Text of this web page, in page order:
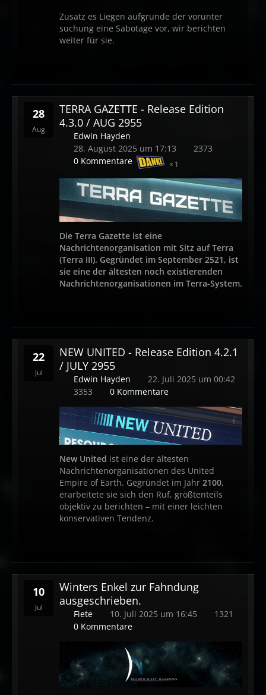
Zusatz es Liegen aufgrunde der vorunter
suchung eine Sabotage vor, wir berichten
weiter für sie.
28
Aug
TERRA GAZETTE - Release Edition
4.3.0 / AUG 2955
Edwin Hayden
28. August 2025 um 17:13
2373
0 Kommentare
1
Die Terra Gazette ist eine
Nachrichtenorganisation mit Sitz auf Terra
(Terra III). Gegründet im September 2521, ist
sie eine der ältesten noch existierenden
Nachrichtenorganisationen im Terra-System.
22
Jul
NEW UNITED - Release Edition 4.2.1
/ JULY 2955
Edwin Hayden
22. Juli 2025 um 00:42
3353
0 Kommentare
New United ist eine der ältesten
Nachrichtenorganisationen des United
Empire of Earth. Gegründet im Jahr 2100,
erarbeitete sie sich den Ruf, größtenteils
objektiv zu berichten – mit einer leichten
konservativen Tendenz.
10
Jul
Winters Enkel zur Fahndung
ausgeschrieben.
Fiete 10. Juli 2025 um 16:45
1321
0 Kommentare